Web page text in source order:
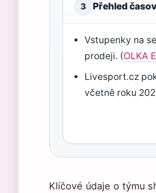
3 Přehled
Vstupenky na
prodeji. (OLKA
Livesport.cz
včetně roku
Klíčové údaje o týmu